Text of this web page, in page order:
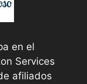
en el
Services
afiliados